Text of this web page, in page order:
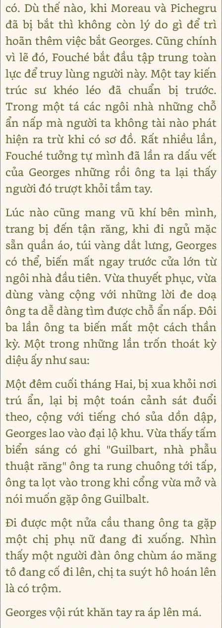
có. Dù thế nào, khi Moreau và Pichegru
đã bị bắt thì không còn lý do gì để trì
hoãn thêm việc bắt Georges. Cũng chính
vì lẽ đó, Fouché bắt đầu tập trung toàn
lực để truy lùng người này. Một tay kiến
trúc sư khéo léo đã chuẩn bị trước.
Trong một tá các ngôi nhà những chỗ
ẩn nấp mà người ta không tài nào phát
hiện ra trừ khi có sơ đồ. Rất nhiều lần,
Fouché tưởng tự mình đã lần ra dấu vết
của Georges những rồi ông ta lại thấy
người đó trượt khỏi tầm tay.
Lúc nào cũng mang vũ khí bên mình,
trang bị đến tận răng, khi đi ngủ mặc
sẵn quần áo, túi vàng dắt lưng, Georges
có thể, biến mất ngay trước cửa lớn từ
ngôi nhà đầu tiên. Vừa thuyết phục, vừa
dùng vàng cộng với những lời đe doạ
ông ta dễ dàng tìm được chỗ ẩn nấp. Đôi
ba lần ông ta biến mất một cách thần
kỳ. Một trong những lần trốn thoát kỳ
diệu ấy như sau:
Một đêm cuối tháng Hai, bị xua khỏi nơi
trú ẩn, lại bị một toán cảnh sát đuổi
theo, cộng với tiếng chó sủa dồn dập,
Georges lao vào đại lộ khu. Vừa thấy tấm
biển sáng có ghi "Guilbart, nhà phẫu
thuật răng" ông ta rung chuông tới tấp,
ông ta lọt vào trong khi cổng vừa mở và
nói muốn gặp ông Guilbalt.
Đi được một nửa cầu thang ông ta gặp
một chị phụ nữ đang đi xuống. Nhìn
thấy một người đàn ông chùm áo măng
tô đang cố đi lên, chị ta suýt hô hoán lên
là có trộm.
Georges vội rút khăn tay ra áp lên má.